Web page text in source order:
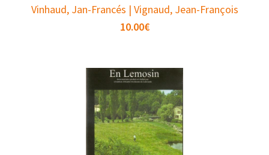
Vinhaud, Jan-Francés | Vignaud, Jean-François
10.00€